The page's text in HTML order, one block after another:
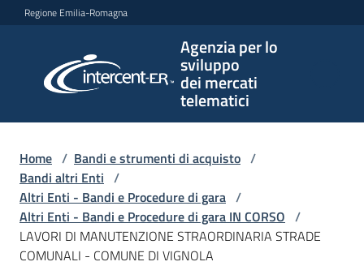
Vai al contenuto
Vai alla navigazione
Vai al footer
Regione Emilia-Romagna
Agenzia per lo
sviluppo
dei mercati
telematici
per lo
sviluppo
telematici
L'Agenzia
Home / Bandi e strumenti di acquisto /
Bandi altri Enti /
Altri Enti - Bandi e Procedure di gara /
Altri Enti - Bandi e Procedure di gara IN CORSO /
LAVORI DI MANUTENZIONE STRAORDINARIA STRADE
COMUNALI - COMUNE DI VIGNOLA